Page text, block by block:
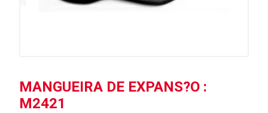
MANGUEIRA DE EXPANS?O :
M2421